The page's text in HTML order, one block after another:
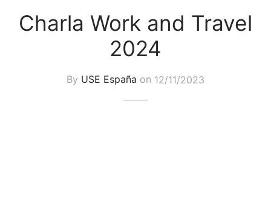
Charla Work and Travel
2024
By USE España on 12/11/2023